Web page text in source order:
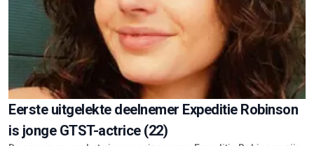
Eerste uitgelekte deelnemer Expeditie Robinson
is jonge GTST-actrice (22)